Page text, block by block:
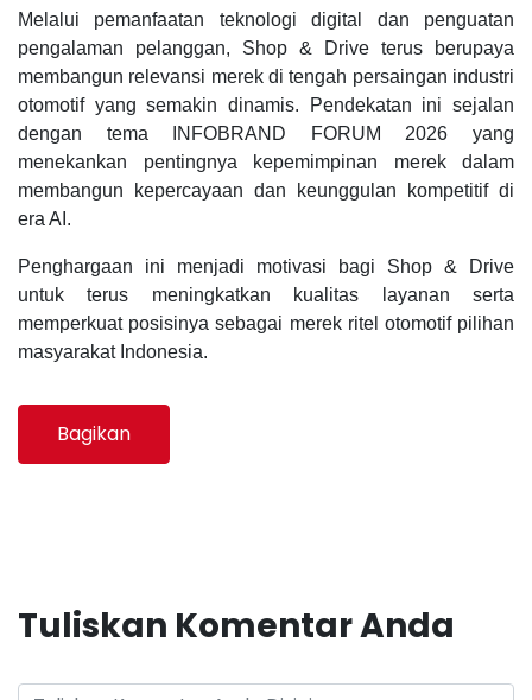
Melalui pemanfaatan teknologi digital dan penguatan
pengalaman pelanggan, Shop & Drive terus berupaya
membangun relevansi merek di tengah persaingan industri
otomotif yang semakin dinamis. Pendekatan ini sejalan
dengan tema INFOBRAND FORUM 2026 yang
menekankan pentingnya kepemimpinan merek dalam
membangun kepercayaan dan keunggulan kompetitif di
era AI.
Penghargaan ini menjadi motivasi bagi Shop & Drive
untuk terus meningkatkan kualitas layanan serta
memperkuat posisinya sebagai merek ritel otomotif pilihan
masyarakat Indonesia.
Bagikan
Tuliskan Komentar Anda